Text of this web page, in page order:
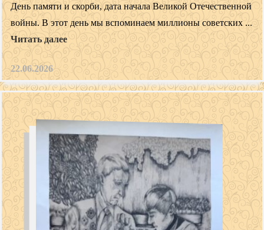
День памяти и скорби, дата начала Великой Отечественной
войны. В этот день мы вспоминаем миллионы советских ...
Читать далее
22.06.2026